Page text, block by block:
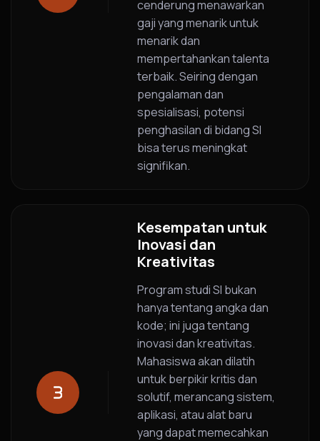
cenderung menawarkan
gaji yang menarik untuk
menarik dan
mempertahankan talenta
terbaik. Seiring dengan
pengalaman dan
spesialisasi, potensi
penghasilan di bidang SI
bisa terus meningkat
signifikan.
Kesempatan untuk
Inovasi dan
Kreativitas
Program studi SI bukan
hanya tentang angka dan
kode; ini juga tentang
inovasi dan kreativitas.
Mahasiswa akan dilatih
untuk berpikir kritis dan
solutif, merancang sistem,
aplikasi, atau alat baru
yang dapat memecahkan